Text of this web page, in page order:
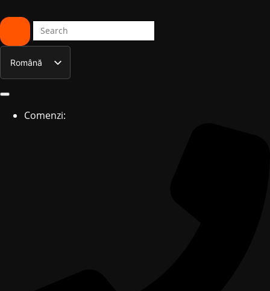
Română
English
Comenzi: